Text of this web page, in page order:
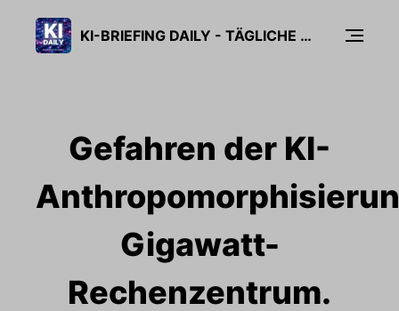
KI-BRIEFING DAILY - TÄGLICHE KI-NEWS IN 5 MINUTEN
Gefahren der KI-
Gigawatt-
Rechenzentrum.